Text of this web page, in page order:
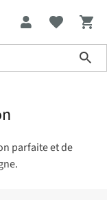
parfaite et de